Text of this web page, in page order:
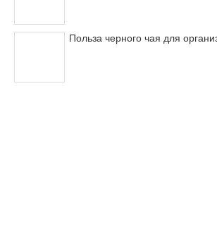
Польза черного чая для